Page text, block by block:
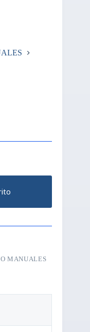
MANUALES